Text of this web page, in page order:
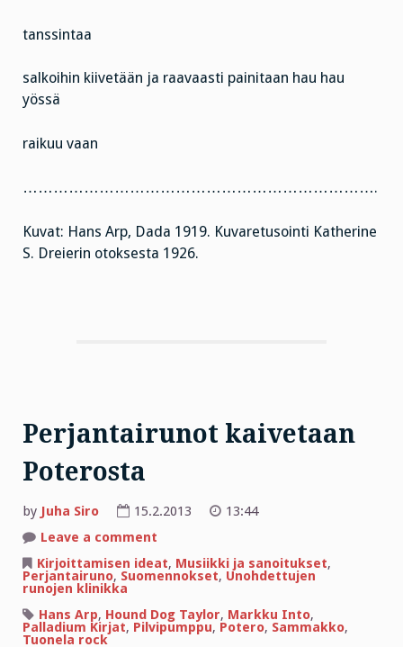
tanssintaa
salkoihin kiivetään ja raavaasti painitaan hau hau
yössä
raikuu vaan
…………………………………………………………….
Kuvat: Hans Arp, Dada 1919. Kuvaretusointi Katherine
S. Dreierin otoksesta 1926.
Perjantairunot kaivetaan
Poterosta
by Juha Siro 15.2.2013
13:44
Leave a comment
kaivetaan
Poterosta
Kirjoittamisen ideat, Musiikki ja sanoitukset,
Perjantairuno, Suomennokset, Unohdettujen
runojen klinikka
Hans Arp, Hound Dog Taylor, Markku Into,
Palladium Kirjat, Pilvipumppu, Potero, Sammakko,
Tuonela rock